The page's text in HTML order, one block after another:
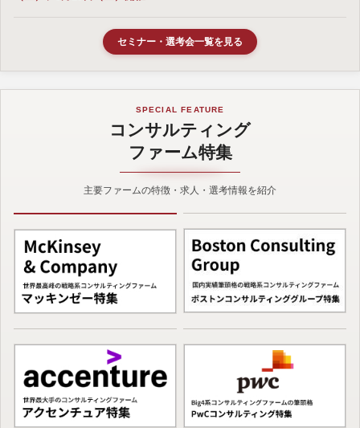
セミナー・選考会一覧を見る
SPECIAL FEATURE
コンサルティング
ファーム特集
主要ファームの特徴・求人・選考情報を紹介